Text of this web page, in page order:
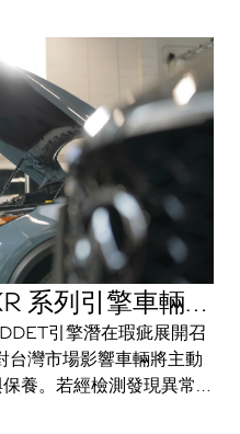
的零件工資享八折優惠。
系列引擎車輛異
引擎潛在瑕疵展開召
灣市場影響車輛將主動
養。若經檢測發現異常，
亦將提供引擎系